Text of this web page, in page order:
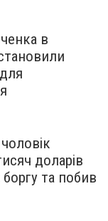
в
доларів
та побив